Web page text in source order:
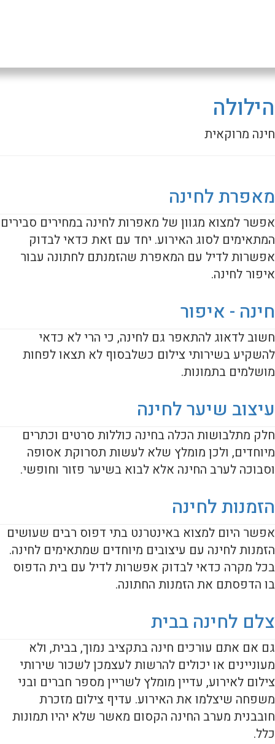
הילולה
חינה מרוקאית
מאפרת לחינה
אפשר למצוא מגוון של מאפרות לחינה במחירים סבירים
המתאימים לסוג האירוע. יחד עם זאת כדאי לבדוק
אפשרות לדיל עם המאפרת שהזמנתם לחתונה עבור
איפור לחינה.
חינה - איפור
חשוב לדאוג להתאפר גם לחינה, כי הרי לא כדאי
להשקיע בשירותי צילום כשלבסוף לא תצאו לפחות
מושלמים בתמונות.
עיצוב שיער לחינה
חלק מתלבושות הכלה בחינה כוללות סרטים וכתרים
מיוחדים, ולכן מומלץ שלא לעשות תסרוקת אסופה
וסבוכה לערב החינה אלא לבוא בשיער פזור וחופשי.
הזמנות לחינה
אפשר היום למצוא באינטרנט בתי דפוס רבים שעושים
הזמנות לחינה עם עיצובים מיוחדים שמתאימים לחינה.
בכל מקרה כדאי לבדוק אפשרות לדיל עם בית הדפוס
בו הדפסתם את הזמנות החתונה.
צלם לחינה בבית
גם אם אתם עורכים חינה בתקציב נמוך, בבית, ולא
מעוניינים או יכולים להרשות לעצמכן לשכור שירותי
צילום לאירוע, עדיין מומלץ לשריין מספר חברים ובני
משפחה שיצלמו את האירוע. עדיף צילום מזכרת
חובבנית מערב החינה הקסום מאשר שלא יהיו תמונות
כלל.